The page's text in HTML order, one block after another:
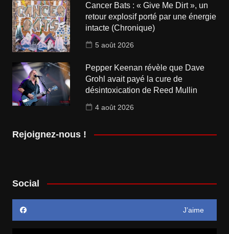
Cancer Bats : « Give Me Dirt », un
retour explosif porté par une énergie
intacte (Chronique)
5 août 2026
Pepper Keenan révèle que Dave
Grohl avait payé la cure de
désintoxication de Reed Mullin
4 août 2026
Rejoignez-nous !
Social
J’aime